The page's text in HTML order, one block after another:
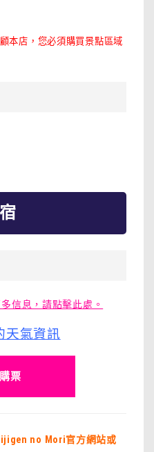
本店，您必須購買景點區域
信息，請點擊此處。
天氣資訊
票
no Mori官方網站或